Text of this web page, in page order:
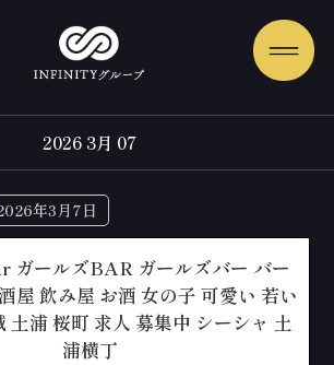
2026 3月 07
年3月7日
ールズBAR ガールズバー バー
屋 飲み屋 お酒 女の子 可愛い 若い
土浦 桜町 求人 募集中 シーシャ 土
浦横丁